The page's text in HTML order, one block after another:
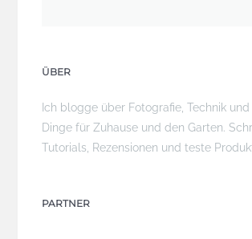
ÜBER
Ich blogge über Fotografie, Technik
Dinge für Zuhause und den Garten.
Tutorials, Rezensionen und teste
PARTNER